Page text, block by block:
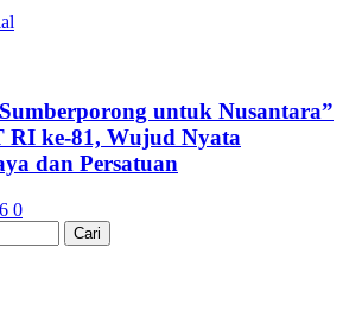
untuk Nusantara”
ke-81, Wujud Nyata
dan Persatuan
0